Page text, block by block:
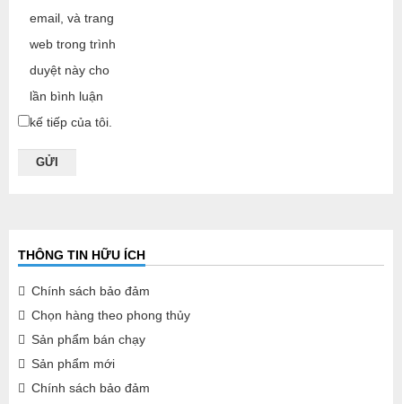
email, và trang
web trong trình
duyệt này cho
lần bình luận
kế tiếp của tôi.
THÔNG TIN HỮU ÍCH
Chính sách bảo đảm
Chọn hàng theo phong thủy
Sản phẩm bán chạy
Sản phẩm mới
Chính sách bảo đảm